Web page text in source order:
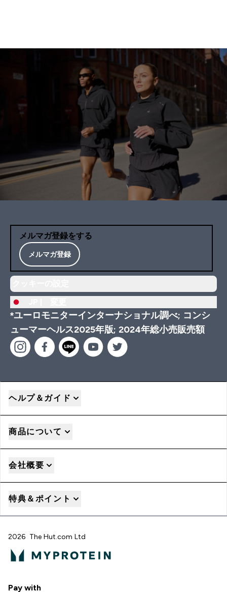
メルマガ登録をする
メルマガ登録
*ユーロモニターインターナショナル調べ; コンシ
ューマーヘルス2025年版; 2024年総小売販売額
ヘルプ＆ガイド
商品について
会社概要
特典＆ポイント
2026 The Hut.com Ltd
Pay with